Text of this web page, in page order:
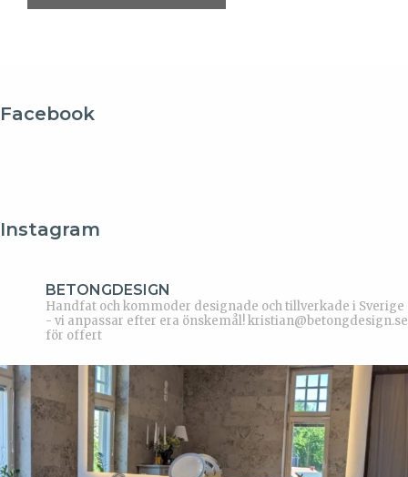
Facebook
Instagram
BETONGDESIGN
Handfat och kommoder designade och tillverkade i Sverige
- vi anpassar efter era önskemål!kristian@betongdesign.se
för offert